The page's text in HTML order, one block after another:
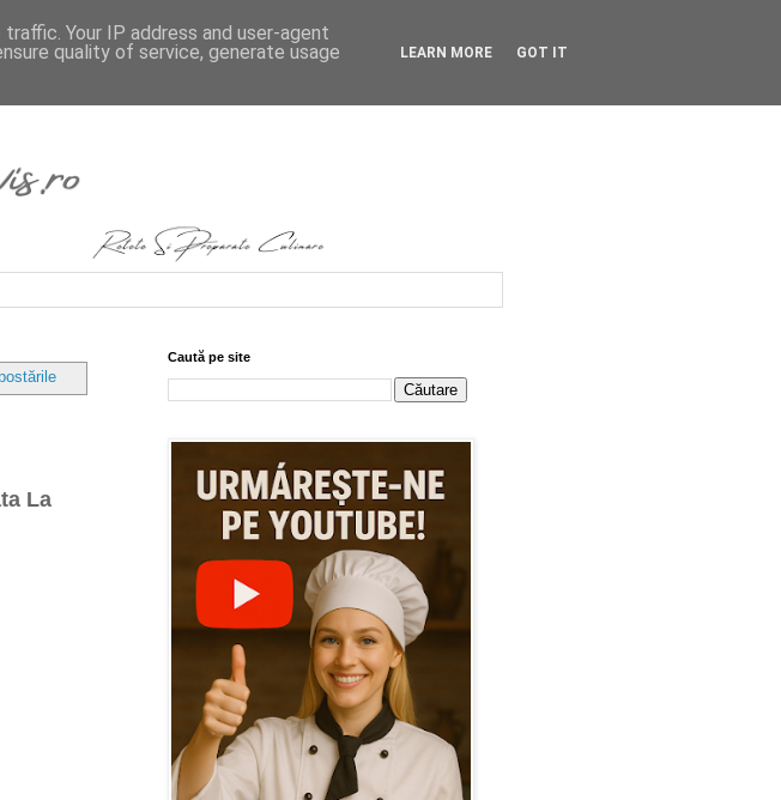
La
Caută pe site
Your IP address and user-agent
quality of service, generate usage
LEARN MORE GOT IT